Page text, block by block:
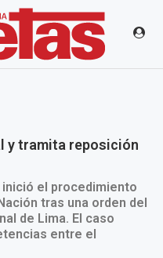
y tramita reposición
el procedimiento
tras una orden del
de Lima. El caso
entre el